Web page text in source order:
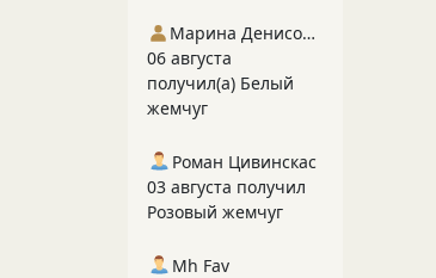
Марина Денисова 5
06 августа
получил(а) Белый
жемчуг
Роман Цивинскас
03 августа получил
Розовый жемчуг
Mh Fav